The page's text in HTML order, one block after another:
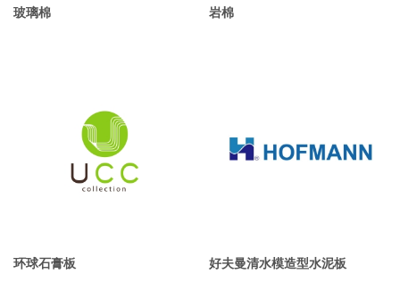
玻璃棉 岩棉
环球石膏板 好夫曼清水模造型水泥板